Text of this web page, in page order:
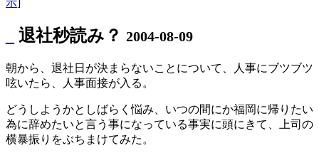
退社秒読み？ 2004-08-09
朝から、退社日が決まらないことについて、人事にブツブツ
呟いたら、人事面接が入る。
どうしようかとしばらく悩み、いつの間にか福岡に帰りたい
為に辞めたいと言う事になっている事実に頭にきて、上司の
横暴振りをぶちまけてみた。